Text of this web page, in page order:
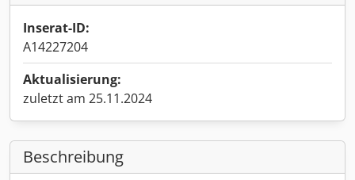
Inserat-ID:
A14227204
Aktualisierung:
zuletzt am 25.11.2024
Beschreibung